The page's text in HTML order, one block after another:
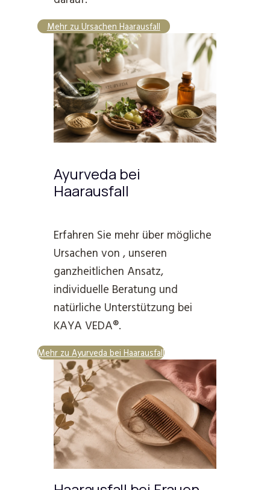
Mehr zu Ursachen Haarausfall
Ayurveda bei
Haarausfall
Erfahren Sie mehr über mögliche
Ursachen von , unseren
ganzheitlichen Ansatz,
individuelle Beratung und
natürliche Unterstützung bei
KAYA VEDA®.
Mehr zu Ayurveda bei Haarausfall